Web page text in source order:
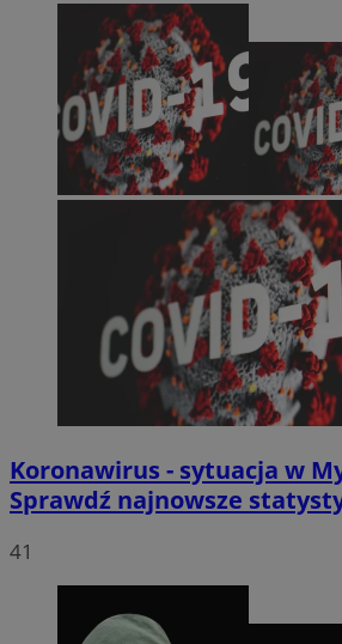
Koronawirus - sytuacja w
Sprawdź najnowsze
41